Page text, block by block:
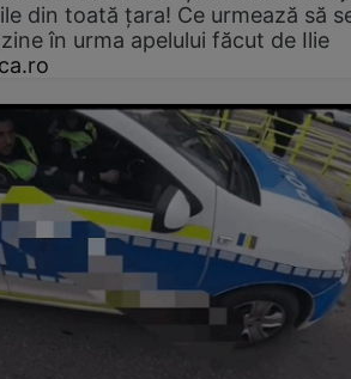
din toată țara! Ce urmează să
în urma apelului făcut de Ilie